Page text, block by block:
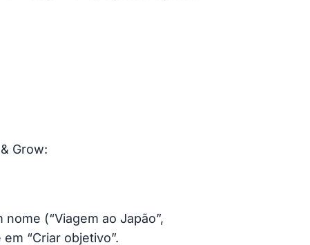
Grow:
(“Viagem ao Japão”,
“Criar objetivo”.